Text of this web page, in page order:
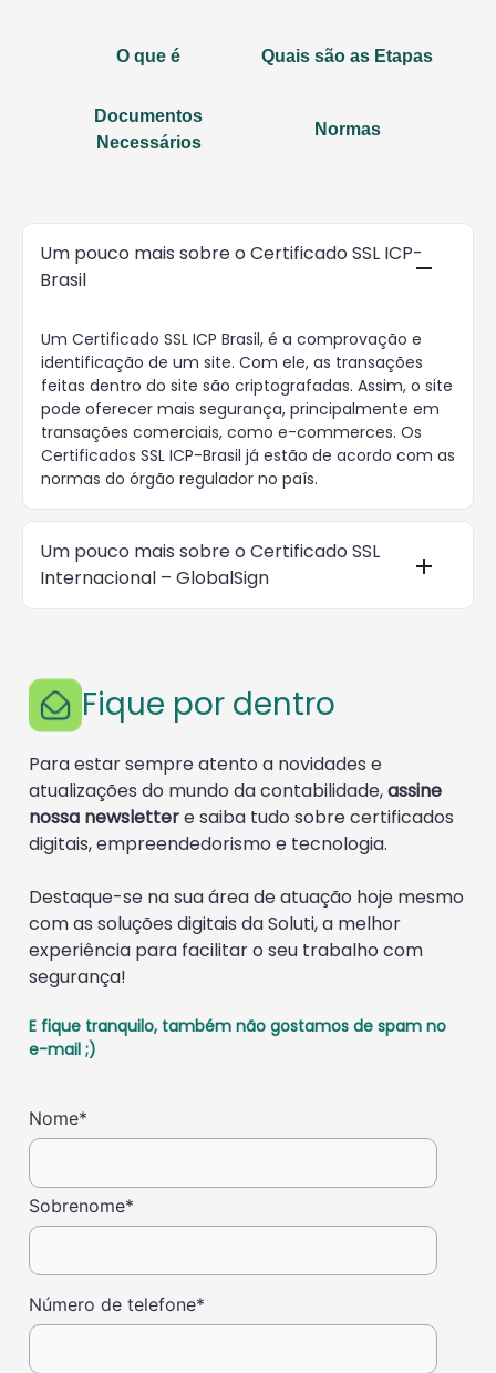
O que é Quais são as Etapas
Documentos
Necessários
Normas
Um pouco mais sobre o Certificado SSL ICP-
Brasil
Um Certificado SSL ICP Brasil, é a comprovação e
identificação de um site. Com ele, as transações
feitas dentro do site são criptografadas. Assim, o site
pode oferecer mais segurança, principalmente em
transações comerciais, como e-commerces. Os
Certificados SSL ICP-Brasil já estão de acordo com as
normas do órgão regulador no país.
Um pouco mais sobre o Certificado SSL
Internacional – GlobalSign
Fique por dentro
Para estar sempre atento a novidades e
atualizações do mundo da contabilidade,assine
nossa newslettere saiba tudo sobre certificados
digitais, empreendedorismo e tecnologia.
Destaque-se na sua área de atuação hoje mesmo
com as soluções digitais da Soluti, a melhor
experiência para facilitar o seu trabalho com
segurança!
E fique tranquilo, também não gostamos de spam no
e-mail ;)
Nome*
Sobrenome*
Número de telefone*